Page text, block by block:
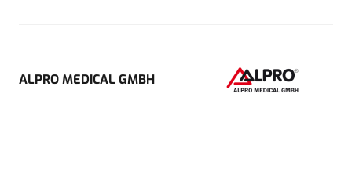
ALPRO MEDICAL GMBH